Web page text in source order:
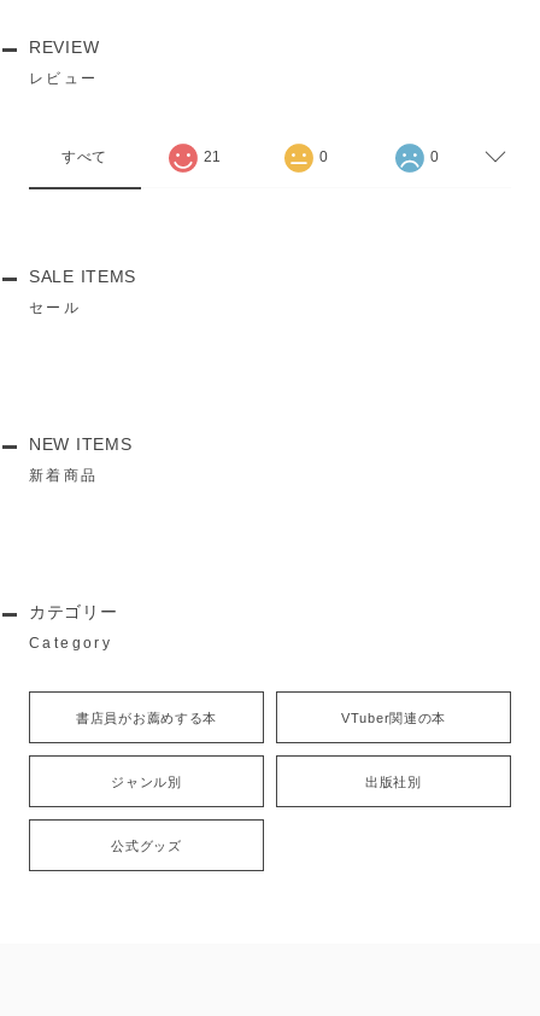
REVIEW
レビュー
すべて 21 0 0
SALE ITEMS
セール
NEW ITEMS
新着商品
カテゴリー
Category
書店員がお薦めする本 VTuber関連の本
ジャンル別 出版社別
公式グッズ